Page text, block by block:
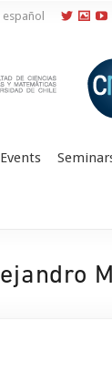
Events